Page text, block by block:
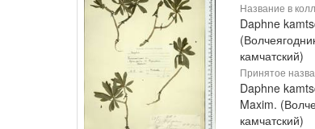
Название в
Daphne
камчатский)
Принятое
Daphne
Maxim.
камчатский)